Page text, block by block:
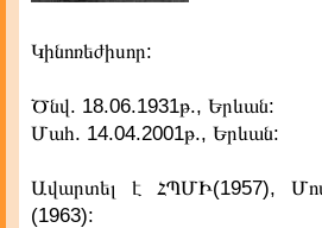
Կինոռեժիսոր:
Ծնվ. 18.06.1931թ., Երևան:
Մահ. 14.04.2001թ., Երևան:
Ավարտել է ՀՊՄԻ(1957),
(1963):